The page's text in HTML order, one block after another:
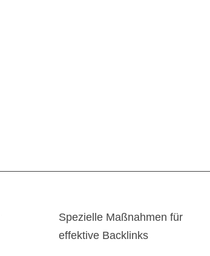
Spezielle Maßnahmen für
effektive Backlinks